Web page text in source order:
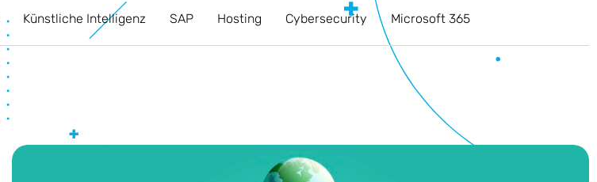
Künstliche Intelligenz SAP Hosting Cybersecurity Microsoft 365